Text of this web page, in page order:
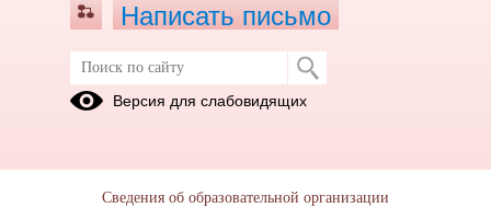
Профилактика ВИЧ
Написать письмо
Версия для слабовидящих
Сведения об образовательной организации